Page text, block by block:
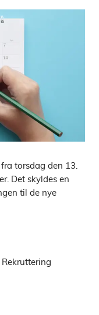
torsdag den 13.
Det skyldes en
til de nye